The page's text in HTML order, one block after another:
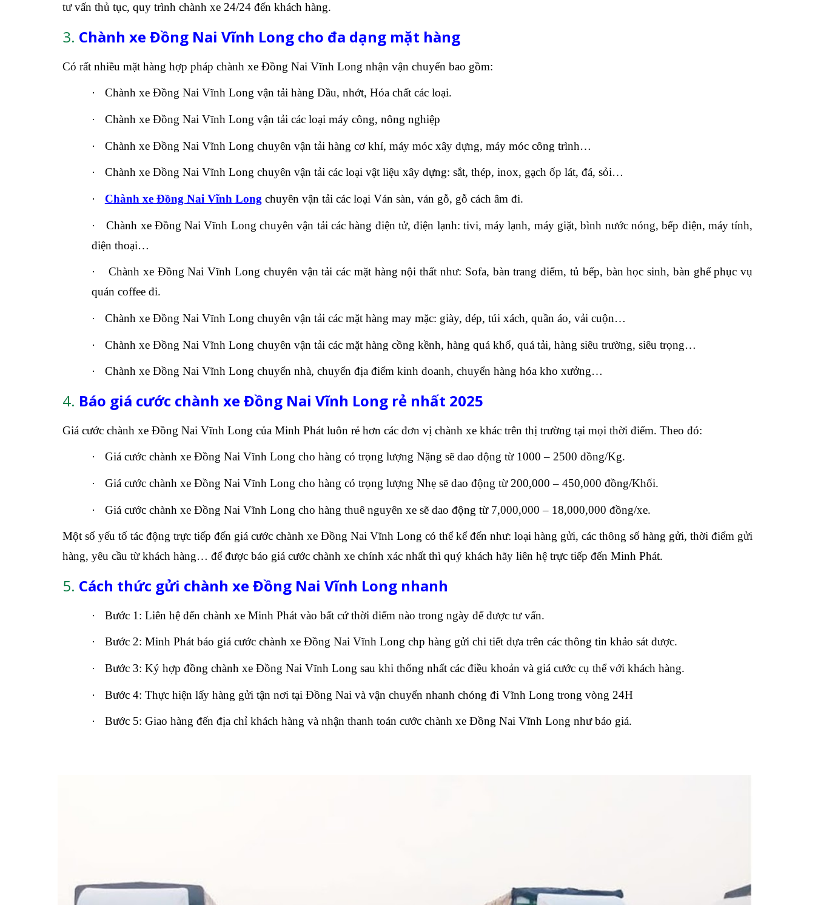
tư vấn thủ tục, quy trình chành xe 24/24 đến khách hàng.
3. Chành xe Đồng Nai Vĩnh Long cho đa dạng mặt hàng
Có rất nhiều mặt hàng hợp pháp chành xe Đồng Nai Vĩnh Long nhận vận chuyển bao gồm:
· Chành xe Đồng Nai Vĩnh Long vận tải hàng Dầu, nhớt, Hóa chất các loại.
· Chành xe Đồng Nai Vĩnh Long vận tải các loại máy công, nông nghiệp
· Chành xe Đồng Nai Vĩnh Long chuyên vận tải hàng cơ khí, máy móc xây dựng, máy móc công trình…
· Chành xe Đồng Nai Vĩnh Long chuyên vận tải các loại vật liệu xây dựng: sắt, thép, inox, gạch ốp lát, đá, sỏi…
· Chành xe Đồng Nai Vĩnh Long chuyên vận tải các loại Ván sàn, ván gỗ, gỗ cách âm đi.
·
Chành xe Đồng Nai Vĩnh Long chuyên vận tải các hàng điện tử, điện lạnh: tivi, máy lạnh, máy giặt, bình nước nóng, bếp điện, máy tính,
điện thoại…
·
Chành xe Đồng Nai Vĩnh Long chuyên vận tải các mặt hàng nội thất như: Sofa, bàn trang điểm, tủ bếp, bàn học sinh, bàn ghế phục vụ
quán coffee đi.
· Chành xe Đồng Nai Vĩnh Long chuyên vận tải các mặt hàng may mặc: giày, dép, túi xách, quần áo, vải cuộn…
· Chành xe Đồng Nai Vĩnh Long chuyên vận tải các mặt hàng cồng kềnh, hàng quá khổ, quá tải, hàng siêu trường, siêu trọng…
· Chành xe Đồng Nai Vĩnh Long chuyển nhà, chuyển địa điểm kinh doanh, chuyển hàng hóa kho xưởng…
4. Báo giá cước chành xe Đồng Nai Vĩnh Long rẻ nhất 2025
Giá cước chành xe Đồng Nai Vĩnh Long của Minh Phát luôn rẻ hơn các đơn vị chành xe khác trên thị trường tại mọi thời điểm. Theo đó:
· Giá cước chành xe Đồng Nai Vĩnh Long cho hàng có trọng lượng Nặng sẽ dao động từ 1000 – 2500 đồng/Kg.
· Giá cước chành xe Đồng Nai Vĩnh Long cho hàng có trọng lượng Nhẹ sẽ dao động từ 200,000 – 450,000 đồng/Khối.
· Giá cước chành xe Đồng Nai Vĩnh Long cho hàng thuê nguyên xe sẽ dao động từ 7,000,000 – 18,000,000 đồng/xe.
Một số yếu tố tác động trực tiếp đến giá cước chành xe Đồng Nai Vĩnh Long có thể kể đến như: loại hàng gửi, các thông số hàng gửi, thời điểm gửi
hàng, yêu cầu từ khách hàng… để được báo giá cước chành xe chính xác nhất thì quý khách hãy liên hệ trực tiếp đến Minh Phát.
5. Cách thức gửi chành xe Đồng Nai Vĩnh Long nhanh
· Bước 1: Liên hệ đến chành xe Minh Phát vào bất cứ thời điểm nào trong ngày để được tư vấn.
· Bước 2: Minh Phát báo giá cước chành xe Đồng Nai Vĩnh Long chp hàng gửi chi tiết dựa trên các thông tin khảo sát được.
· Bước 3: Ký hợp đồng chành xe Đồng Nai Vĩnh Long sau khi thống nhất các điều khoản và giá cước cụ thể với khách hàng.
· Bước 4: Thực hiện lấy hàng gửi tận nơi tại Đồng Nai và vận chuyển nhanh chóng đi Vĩnh Long trong vòng 24H
· Bước 5: Giao hàng đến địa chỉ khách hàng và nhận thanh toán cước chành xe Đồng Nai Vĩnh Long như báo giá.